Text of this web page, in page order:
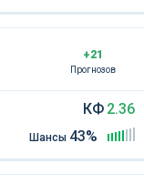
+21
Прогнозов
КФ 2.36
Шансы 43%